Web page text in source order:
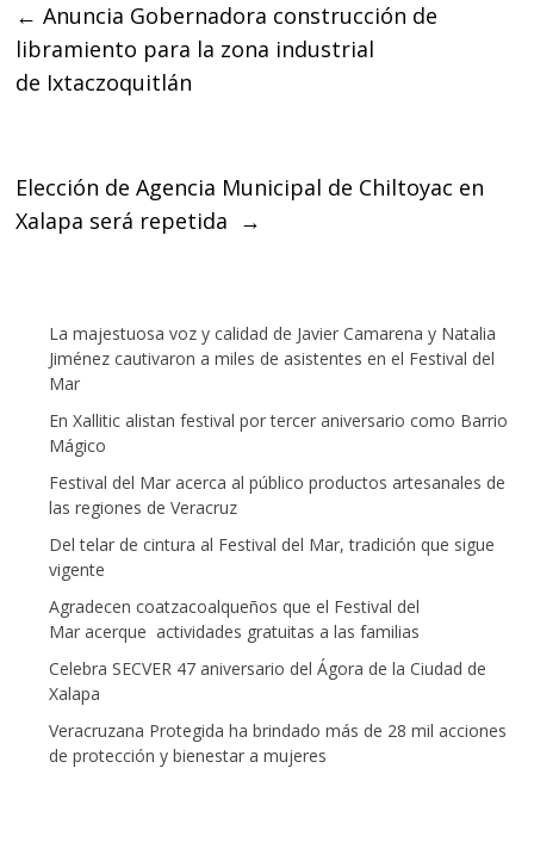
b
o
o
t
e
r
s
A
p
← Anuncia Gobernadora construcción de
libramiento para la zona industrial
de Ixtaczoquitlán
Elección de Agencia Municipal de Chiltoyac en
Xalapa será repetida →
La majestuosa voz y calidad de Javier Camarena y Natalia
Jiménez cautivaron a miles de asistentes en el Festival del
Mar
En Xallitic alistan festival por tercer aniversario como Barrio
Mágico
Festival del Mar acerca al público productos artesanales de
las regiones de Veracruz
Del telar de cintura al Festival del Mar, tradición que sigue
vigente
Agradecen coatzacoalqueños que el Festival del
Mar acerque actividades gratuitas a las familias
Celebra SECVER 47 aniversario del Ágora de la Ciudad de
Xalapa
Veracruzana Protegida ha brindado más de 28 mil acciones
de protección y bienestar a mujeres